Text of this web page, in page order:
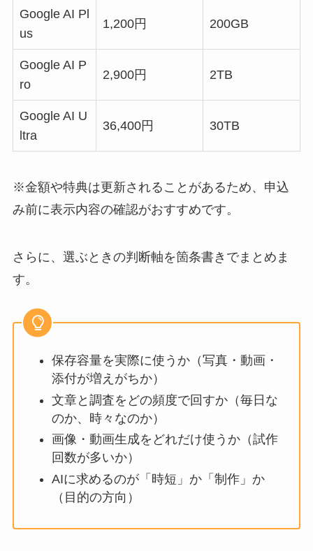
Google AI Pl
us
1,200円 200GB
Google AI P
ro
2,900円 2TB
Google AI U
ltra
36,400円 30TB
※金額や特典は更新されることがあるため、申込
み前に表示内容の確認がおすすめです。
さらに、選ぶときの判断軸を箇条書きでまとめま
す。
保存容量を実際に使うか（写真・動画・
添付が増えがちか）
文章と調査をどの頻度で回すか（毎日な
のか、時々なのか）
画像・動画生成をどれだけ使うか（試作
回数が多いか）
AIに求めるのが「時短」か「制作」か
（目的の方向）